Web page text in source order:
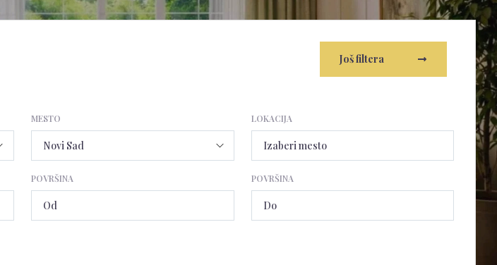
Još filtera
MESTO LOKACIJA
Izaberi mesto
POVRŠINA POVRŠINA